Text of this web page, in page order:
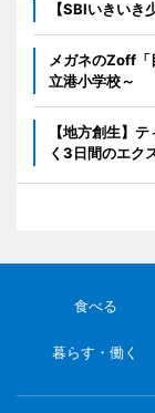
【SBIいきい
メガネのZoff「
立港小学校～
【地方創生】
く3日間のエク
食べる
暮らす・働く